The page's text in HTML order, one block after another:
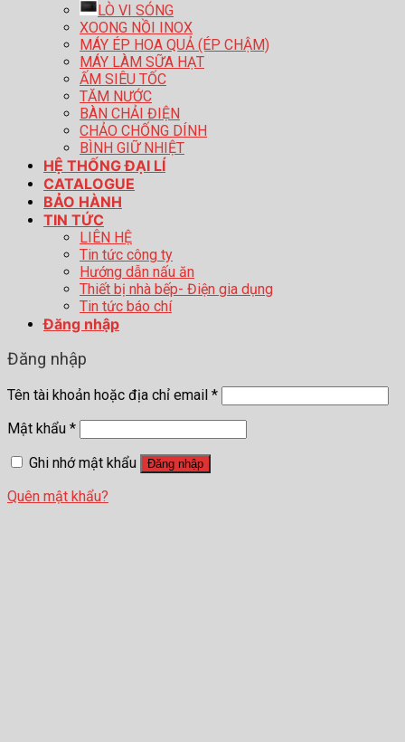
LÒ VI SÓNG
XOONG NỒI INOX
MÁY ÉP HOA QUẢ (ÉP CHẬM)
MÁY LÀM SỮA HẠT
ẤM SIÊU TỐC
TĂM NƯỚC
BÀN CHẢI ĐIỆN
CHẢO CHỐNG DÍNH
BÌNH GIỮ NHIỆT
HỆ THỐNG ĐẠI LÍ
CATALOGUE
BẢO HÀNH
TIN TỨC
LIÊN HỆ
Tin tức công ty
Hướng dẫn nấu ăn
Thiết bị nhà bếp- Điện gia dụng
Tin tức báo chí
Đăng nhập
Đăng nhập
Tên tài khoản hoặc địa chỉ email *
Mật khẩu *
Ghi nhớ mật khẩu
Đăng nhập
Quên mật khẩu?